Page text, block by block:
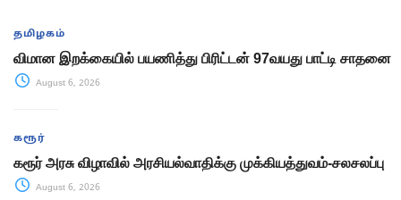
தமிழகம்
விமான இறக்கையில் பயணித்து பிரிட்டன் 97வயது பாட்டி சாதனை
August 6, 2026
கரூர்
கரூர் அரசு விழாவில் அரசியல்வாதிக்கு முக்கியத்துவம்-சலசலப்பு
August 6, 2026